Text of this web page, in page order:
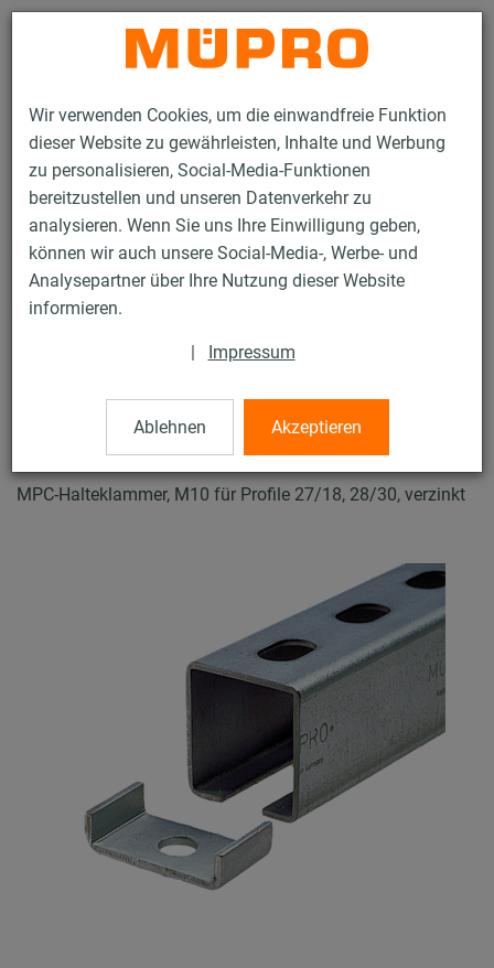
Wir verwenden Cookies, um die einwandfreie Funktion
dieser Website zu gewährleisten, Inhalte und Werbung
zu personalisieren, Social-Media-Funktionen
bereitzustellen und unseren Datenverkehr zu
analysieren. Wenn Sie uns Ihre Einwilligung geben,
können wir auch unsere Social-Media-, Werbe- und
Analysepartner über Ihre Nutzung dieser Website
informieren.
| Impressum
Ablehnen Akzeptieren
Kontakt
Produkte Befestigungstechnik
Lüftungsbefestigung
Installationsschienen für die Lüftungsbefestigung
MPC-Systemschienen (leichter bis mittlerer Lastbereich)
MPC-Halteklammern
MPC-Halteklammern
MPC-Halteklammer, M10 für Profile 27/18, 28/30, verzinkt